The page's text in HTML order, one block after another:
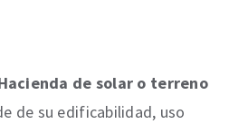
de solar o terreno
de su edificabilidad, uso